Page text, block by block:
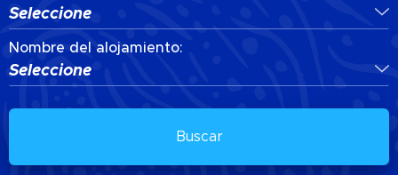
Seleccione
Nombre del alojamiento:
Seleccione
Buscar